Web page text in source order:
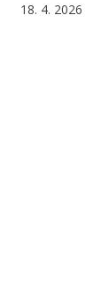
18. 4. 2026